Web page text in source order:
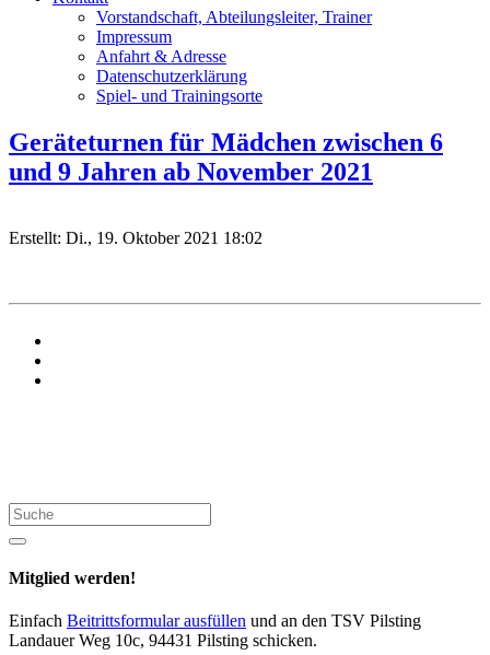
Vorstandschaft, Abteilungsleiter, Trainer
Impressum
Anfahrt & Adresse
Datenschutzerklärung
Spiel- und Trainingsorte
Geräteturnen für Mädchen zwischen 6
und 9 Jahren ab November 2021
Erstellt: Di., 19. Oktober 2021 18:02
Suche
Mitglied werden!
Einfach Beitrittsformular ausfüllen und an den TSV Pilsting
Landauer Weg 10c, 94431 Pilsting schicken.